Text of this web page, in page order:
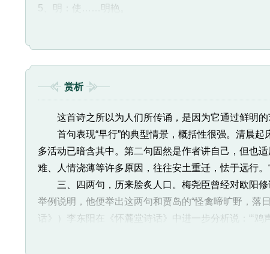
5、明：使……明艳。
6、枳（zhǐ）：也叫“臭橘”，一种落叶灌木或小乔木
7、驿（yì）墙：驿站的墙壁。驿：古时候递送公文的
10、杜陵：地名，在长安城南（今陕西西安东南），
11、凫（fú）雁：凫，野鸭；雁，一种候鸟，春往北飞
12、回塘：岸边曲折的池塘。
赏析
这首诗之所以为人们所传诵，是因为它通过鲜明的
首句表现“早行”的典型情景，概括性很强。清晨起
多活动已暗含其中。第二句固然是作者讲自己，但也
难、人情浇薄等许多原因，往往安土重迁，怯于远行
三、四两句，历来脍炙人口。梅尧臣曾经对欧阳修
举例说明，他便举出这两句和贾岛的“怪禽啼旷野，落
话》）李东阳在《怀麓堂诗话》中进一步分析说：“‘
一二闲字，止提掇出紧关物色字样，而音韵铿锵，意
景用事，岂可哉！”“音韵铿锵”，“意象具足”，是一切